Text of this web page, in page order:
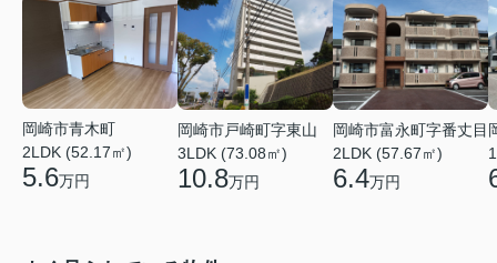
岡崎市青木町
2LDK (52.17㎡)
5.6万円
岡崎市戸崎町字東山
3LDK (73.08㎡)
10.8万円
岡崎市富永町字番丈目
2LDK (57.67㎡)
6.4万円